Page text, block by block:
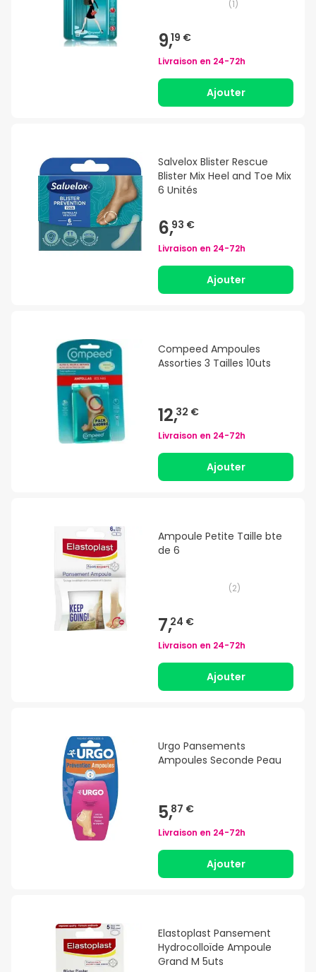
(1)
9,19 €
Livraison en 24-72h
Ajouter
Salvelox Blister Rescue
Blister Mix Heel and Toe Mix
6 Unités
6,93 €
Livraison en 24-72h
Ajouter
Compeed Ampoules
Assorties 3 Tailles 10uts
12,32 €
Livraison en 24-72h
Ajouter
Ampoule Petite Taille bte
de 6
(2)
7,24 €
Livraison en 24-72h
Ajouter
Urgo Pansements
Ampoules Seconde Peau
5,87 €
Livraison en 24-72h
Ajouter
Elastoplast Pansement
Hydrocolloïde Ampoule
Grand M 5uts